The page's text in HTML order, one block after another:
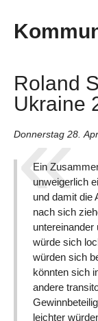
Roland
Ukraine
Donnerstag 28.
Ein
unweigerlich
und damit die
nach sich
würde sich
würden sich
könnten sich
andere
leichter